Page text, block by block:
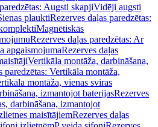
Augsti skapjiVidēji augsti
plauktiRezerves daļas paredzētas:
Magnētiskās
Rezerves daļas paredzētas: Ar
apgaismojumaRezerves daļas
Vertikāla montāža, darbināšana,
paredzētas: Vertikāla montāža,
montāža, vienas sviras
izmantojot baterijasRezerves
darbināšana, izmantojot
maisītājiemRezerves daļas